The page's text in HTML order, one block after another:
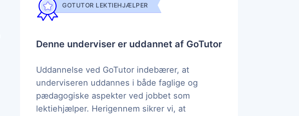
GOTUTOR LEKTIEHJÆLPER
Denne underviser er uddannet af GoTutor
Uddannelse ved GoTutor indebærer, at
underviseren uddannes i både faglige og
pædagogiske aspekter ved jobbet som
lektiehjælper. Herigennem sikrer vi, at